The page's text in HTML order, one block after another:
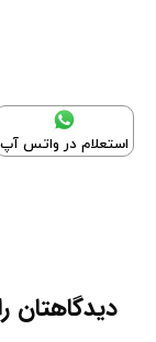
استعلام در واتس آپ
دیدگاهتان